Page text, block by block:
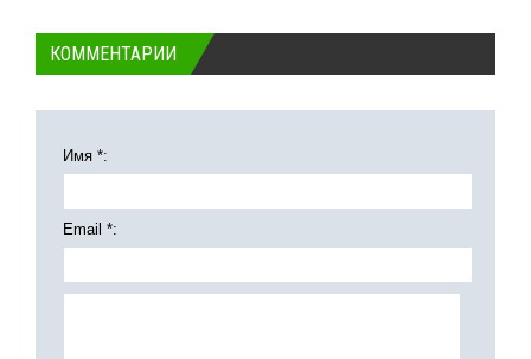
КОММЕНТАРИИ
Имя *:
Email *: